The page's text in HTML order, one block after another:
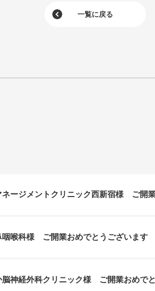
一覧に戻る
ネージメントクリニック西新宿様 ご開
咽喉科様 ご開業おめでとうございます
脳神経外科クリニック様 ご開業おめで